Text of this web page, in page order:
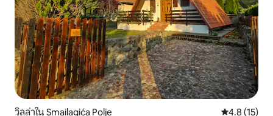
วิลล่าใน Smailagića Polje คะแนนเฉลี่ย
4.8 (15)